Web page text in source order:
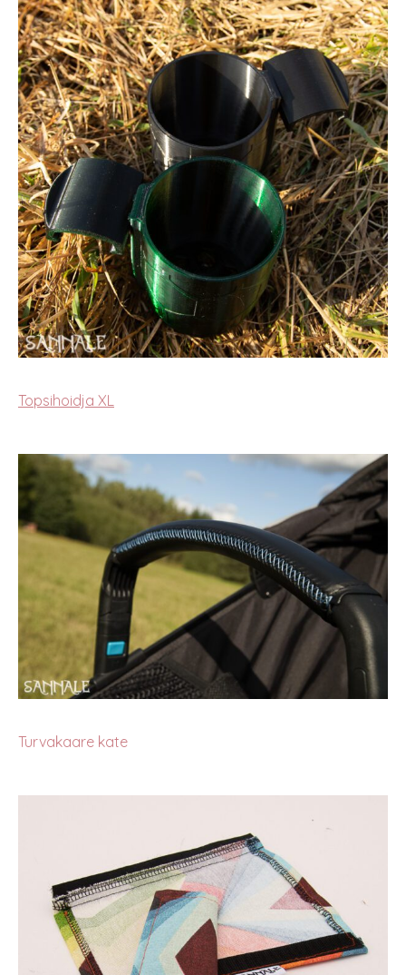
Topsihoidja XL
Turvakaare kate